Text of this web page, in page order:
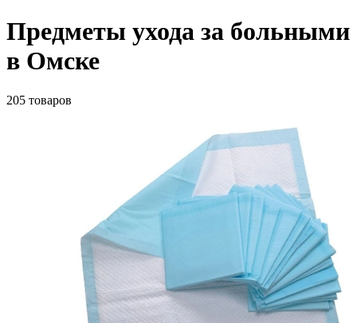
Предметы ухода за больными
в Омске
205 товаров